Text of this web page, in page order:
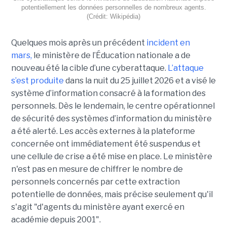
potentiellement les données personnelles de nombreux agents.
(Crédit: Wikipédia)
Quelques mois après un précédent incident en
mars, le ministère de l’Éducation nationale a de
nouveau été la cible d’une cyberattaque. L’attaque
s’est produite dans la nuit du 25 juillet 2026 et a visé le
système d’information consacré à la formation des
personnels. Dès le lendemain, le centre opérationnel
de sécurité des systèmes d’information du ministère
a été alerté. Les accès externes à la plateforme
concernée ont immédiatement été suspendus et
une cellule de crise a été mise en place. Le ministère
n'est pas en mesure de chiffrer le nombre de
personnels concernés par cette extraction
potentielle de données, mais précise seulement qu'il
s'agit "d'agents du ministère ayant exercé en
académie depuis 2001".